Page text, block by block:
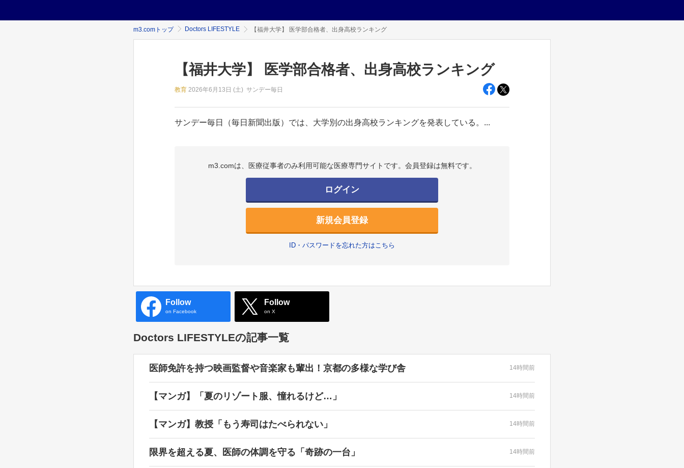
m3.comトップ Doctors LIFESTYLE 【福井大学】 医学部合格者、出身高校ランキング
【福井大学】 医学部合格者、出身高校ランキング
教育 2026年6月13日 (土) サンデー毎日
サンデー毎日（毎日新聞出版）では、大学別の出身高校ランキングを発表している。...
m3.comは、医療従事者のみ利用可能な医療専門サイトです。会員登録は無料です。
ログイン
新規会員登録
ID・パスワードを忘れた方はこちら
Follow
on Facebook
Follow
on X
Doctors LIFESTYLEの記事一覧
医師免許を持つ映画監督や音楽家も輩出！京都の多様な学び舎 14時間前
【マンガ】「夏のリゾート服、憧れるけど…」 14時間前
【マンガ】教授「もう寿司はたべられない」 14時間前
限界を超える夏、医師の体調を守る「奇跡の一台」 14時間前